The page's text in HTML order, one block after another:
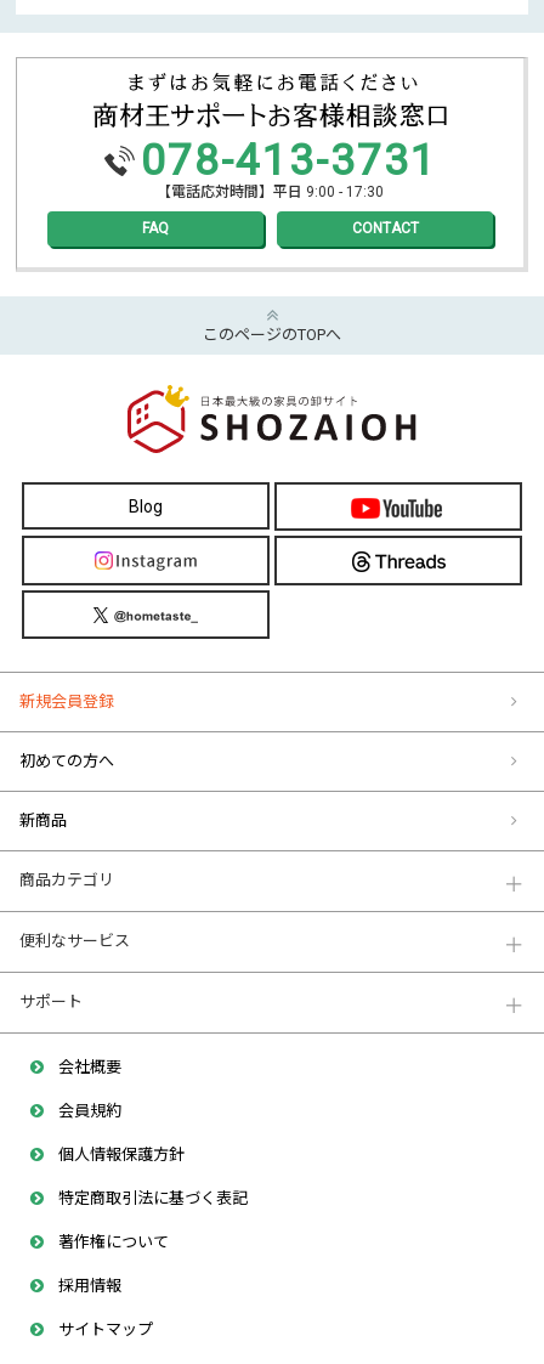
078-413-3731
【電話応対時間】平日 9:00 - 17:30
FAQ CONTACT
このページのTOPへ
Blog
新規会員登録
初めての方へ
新商品
商品カテゴリ
便利なサービス
サポート
会社概要
会員規約
個人情報保護方針
特定商取引法に基づく表記
著作権について
採用情報
サイトマップ